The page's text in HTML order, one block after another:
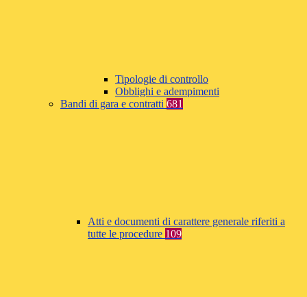
Tipologie di controllo
Obblighi e adempimenti
Bandi di gara e contratti 681
Atti e documenti di carattere generale riferiti a
tutte le procedure 109